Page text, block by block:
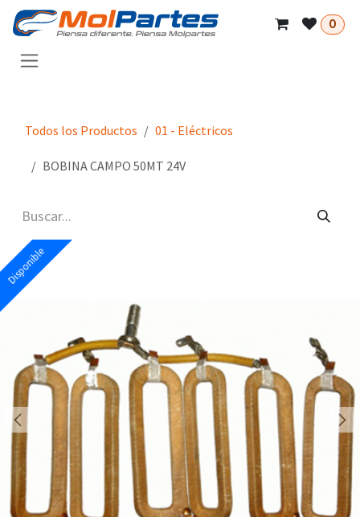
Ir al contenido
0
Todos los Productos 01 - Eléctricos
BOBINA CAMPO 50MT 24V
Disponible
Disponible